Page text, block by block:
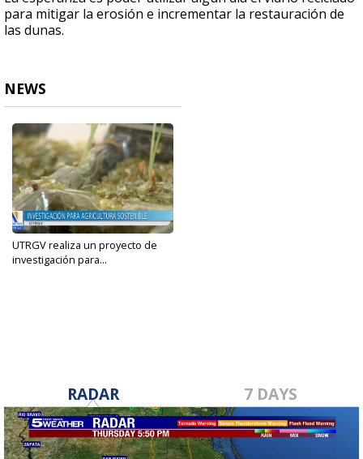
para mitigar la erosión e incrementar la restauración de
las dunas.
NEWS
UTRGV realiza un proyecto de
investigación para...
RADAR 7 DAYS